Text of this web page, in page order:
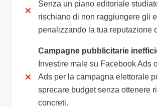
Senza un piano editoriale
rischiano di non raggiungere gli
penalizzando la tua reputazione
Campagne pubblicitarie
Investire male su Facebook Ads
Ads per la campagna elettorale
sprecare budget senza ottenere
concreti.